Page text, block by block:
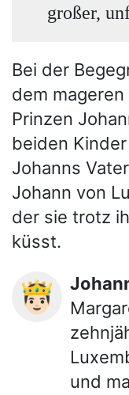
großer,
Bei der
dem
Prinzen
beiden
Johanns
Johann von
der sie trotz
küsst.
🤴🏻
und